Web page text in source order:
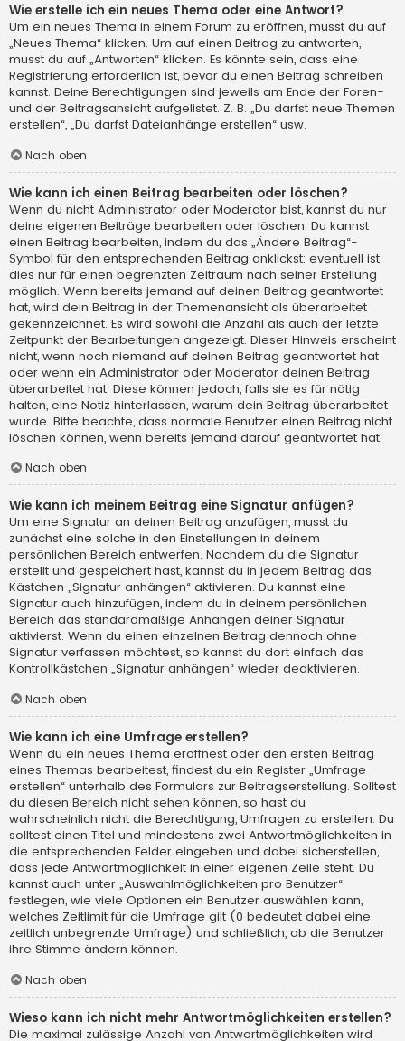
Wie erstelle ich ein neues Thema oder eine Antwort?
Um ein neues Thema in einem Forum zu eröffnen, musst du auf
„Neues Thema“ klicken. Um auf einen Beitrag zu antworten,
musst du auf „Antworten“ klicken. Es könnte sein, dass eine
Registrierung erforderlich ist, bevor du einen Beitrag schreiben
kannst. Deine Berechtigungen sind jeweils am Ende der Foren-
und der Beitragsansicht aufgelistet. Z. B. „Du darfst neue Themen
erstellen“, „Du darfst Dateianhänge erstellen“ usw.
Nach oben
Wie kann ich einen Beitrag bearbeiten oder löschen?
Wenn du nicht Administrator oder Moderator bist, kannst du nur
deine eigenen Beiträge bearbeiten oder löschen. Du kannst
einen Beitrag bearbeiten, indem du das „Ändere Beitrag“-
Symbol für den entsprechenden Beitrag anklickst; eventuell ist
dies nur für einen begrenzten Zeitraum nach seiner Erstellung
möglich. Wenn bereits jemand auf deinen Beitrag geantwortet
hat, wird dein Beitrag in der Themenansicht als überarbeitet
gekennzeichnet. Es wird sowohl die Anzahl als auch der letzte
Zeitpunkt der Bearbeitungen angezeigt. Dieser Hinweis erscheint
nicht, wenn noch niemand auf deinen Beitrag geantwortet hat
oder wenn ein Administrator oder Moderator deinen Beitrag
überarbeitet hat. Diese können jedoch, falls sie es für nötig
halten, eine Notiz hinterlassen, warum dein Beitrag überarbeitet
wurde. Bitte beachte, dass normale Benutzer einen Beitrag nicht
löschen können, wenn bereits jemand darauf geantwortet hat.
Nach oben
Wie kann ich meinem Beitrag eine Signatur anfügen?
Um eine Signatur an deinen Beitrag anzufügen, musst du
zunächst eine solche in den Einstellungen in deinem
persönlichen Bereich entwerfen. Nachdem du die Signatur
erstellt und gespeichert hast, kannst du in jedem Beitrag das
Kästchen „Signatur anhängen“ aktivieren. Du kannst eine
Signatur auch hinzufügen, indem du in deinem persönlichen
Bereich das standardmäßige Anhängen deiner Signatur
aktivierst. Wenn du einen einzelnen Beitrag dennoch ohne
Signatur verfassen möchtest, so kannst du dort einfach das
Kontrollkästchen „Signatur anhängen“ wieder deaktivieren.
Nach oben
Wie kann ich eine Umfrage erstellen?
Wenn du ein neues Thema eröffnest oder den ersten Beitrag
eines Themas bearbeitest, findest du ein Register „Umfrage
erstellen“ unterhalb des Formulars zur Beitragserstellung. Solltest
du diesen Bereich nicht sehen können, so hast du
wahrscheinlich nicht die Berechtigung, Umfragen zu erstellen. Du
solltest einen Titel und mindestens zwei Antwortmöglichkeiten in
die entsprechenden Felder eingeben und dabei sicherstellen,
dass jede Antwortmöglichkeit in einer eigenen Zeile steht. Du
kannst auch unter „Auswahlmöglichkeiten pro Benutzer“
festlegen, wie viele Optionen ein Benutzer auswählen kann,
welches Zeitlimit für die Umfrage gilt (0 bedeutet dabei eine
zeitlich unbegrenzte Umfrage) und schließlich, ob die Benutzer
ihre Stimme ändern können.
Nach oben
Wieso kann ich nicht mehr Antwortmöglichkeiten erstellen?
Die maximal zulässige Anzahl von Antwortmöglichkeiten wird